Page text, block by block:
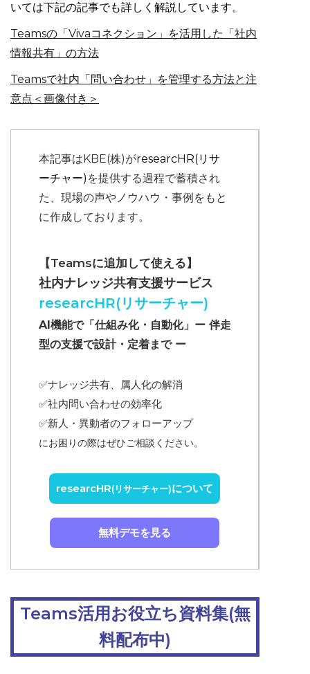
いては下記の記事でも詳しく解説しています。
Teamsの「Vivaコネクション」を活用した「社内
情報共有」の方法
Teamsで社内「問い合わせ」を管理する方法と注
意点＜画像付き＞
本記事はKBE(株)がresearcHR(リサ
ーチャー) を提供する過程で蓄積され
た、現場の声やノウハウ・事例をもと
に作成しております。
【Teamsに追加して使える】
社内ナレッジ共有支援サービス
researcHR(リサーチャー)
AI機能で「仕組み化・自動化」ー 伴走
型の支援で設計・定着まで ー
✅ナレッジ共有、属人化の解消
✅社内問い合わせの効率化
✅新人・異動者のフォローアップ
にお困りの際はぜひご相談ください。
researcHR(リサーチャー)について
無料デモを見る
Teams活用お役立ち資料集(無
料配布中)